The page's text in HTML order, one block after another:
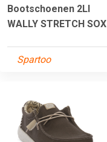
Bootschoenen 2LI
WALLY STRETCH SOX
Spartoo